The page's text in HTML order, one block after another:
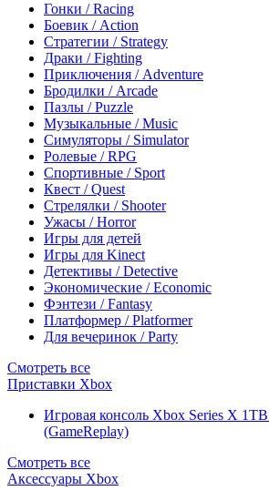
Гонки / Racing
Боевик / Action
Стратегии / Strategy
Драки / Fighting
Приключения / Adventure
Бродилки / Arcade
Пазлы / Puzzle
Музыкальные / Music
Симуляторы / Simulator
Ролевые / RPG
Спортивные / Sport
Квест / Quest
Стрелялки / Shooter
Ужасы / Horror
Игры для детей
Игры для Kinect
Детективы / Detective
Экономические / Economic
Фэнтези / Fantasy
Платформер / Platformer
Для вечеринок / Party
Смотреть все
Приставки Xbox
Игровая консоль Xbox Series X
(GameReplay)
Смотреть все
Аксессуары Xbox